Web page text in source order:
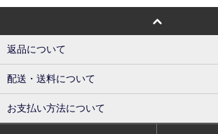
返品について
配送・送料について
お支払い方法について